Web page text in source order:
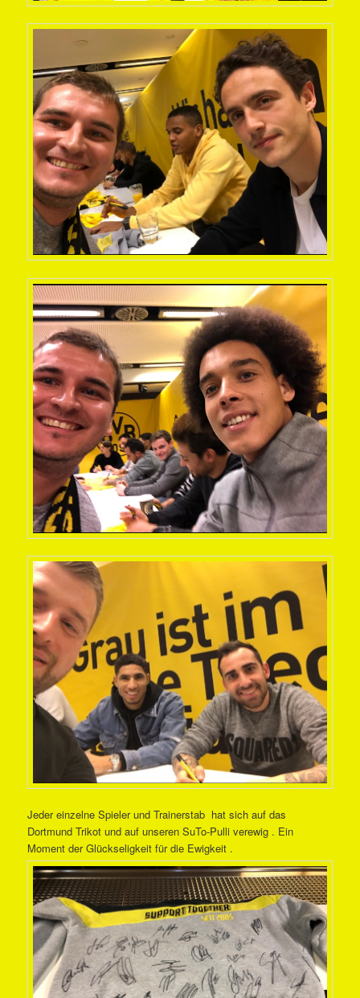
Jeder einzelne Spieler und Trainerstab hat sich auf das
Dortmund Trikot und auf unseren SuTo-Pulli verewig . Ein
Moment der Glückseligkeit für die Ewigkeit .